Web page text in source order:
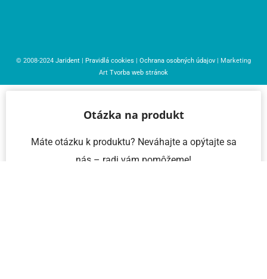
© 2008-2024 Jarident Pravidlá cookies Ochrana osobných údajov | Marketing
Art Tvorba web stránok
Otázka na produkt
Máte otázku k produktu? Neváhajte a opýtajte sa
nás – radi vám pomôžeme!